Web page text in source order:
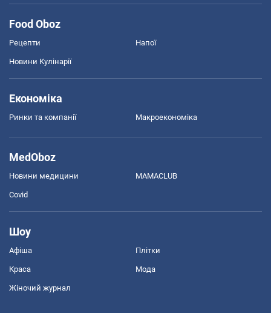
Food Oboz
Рецепти Напої
Новини Кулінарії
Економіка
Ринки та компанії Макроекономіка
MedOboz
Новини медицини MAMACLUB
Covid
Шоу
Афіша Плітки
Краса Мода
Жіночий журнал